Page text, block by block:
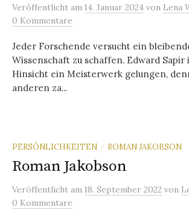
Veröffentlicht am 14. Januar 2024 von Lena
0 Kommentare
Jeder Forschende versucht ein
Wissenschaft zu schaffen. Edward
Hinsicht ein Meisterwerk gelungen,
anderen za...
PERSÖNLICHKEITEN / ROMAN JAKOBSON
Roman Jakobson
Veröffentlicht am 18. September 2022 von
0 Kommentare